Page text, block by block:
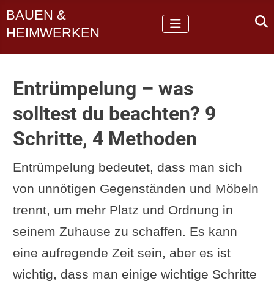
BAUEN &
HEIMWERKEN
Entrümpelung – was
solltest du beachten? 9
Schritte, 4 Methoden
Entrümpelung bedeutet, dass man sich
von unnötigen Gegenständen und Möbeln
trennt, um mehr Platz und Ordnung in
seinem Zuhause zu schaffen. Es kann
eine aufregende Zeit sein, aber es ist
wichtig, dass man einige wichtige Schritte